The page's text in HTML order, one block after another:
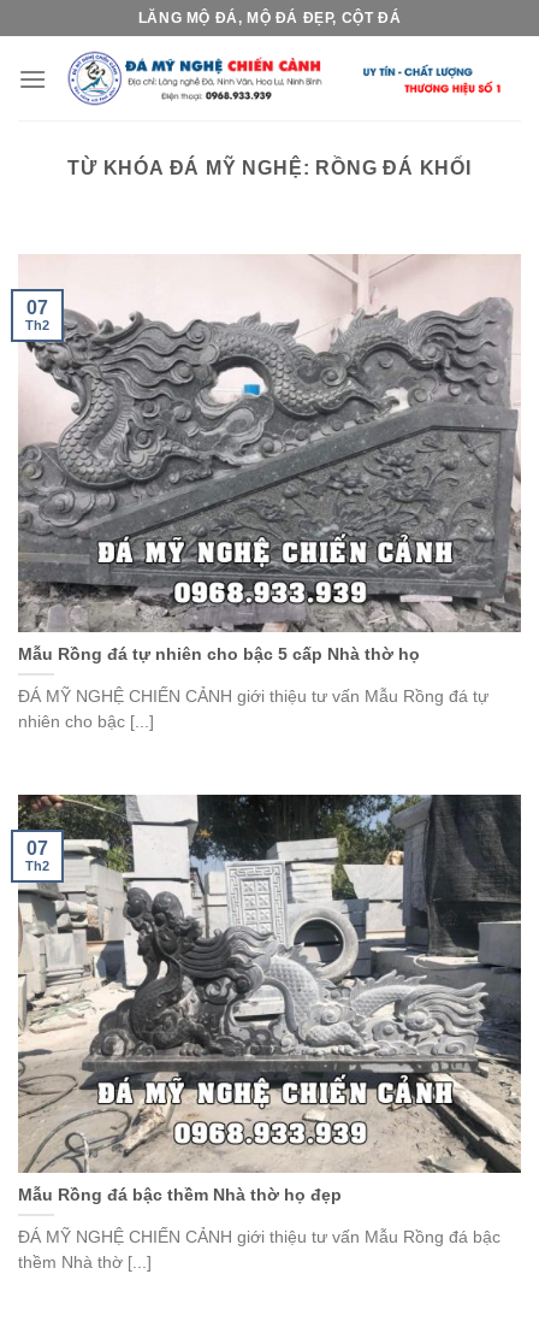
content
LĂNG MỘ ĐÁ, MỘ ĐÁ ĐẸP, CỘT ĐÁ
TỪ KHÓA ĐÁ MỸ NGHỆ: RỒNG ĐÁ KHỐI
Mẫu Rồng đá tự nhiên cho bậc 5 cấp Nhà thờ họ
ĐÁ MỸ NGHỆ CHIẾN CẢNH giới thiệu tư vấn Mẫu Rồng đá tự
nhiên cho bậc [...]
07
Th2
Mẫu Rồng đá bậc thềm Nhà thờ họ đẹp
ĐÁ MỸ NGHỆ CHIẾN CẢNH giới thiệu tư vấn Mẫu Rồng đá bậc
thềm Nhà thờ [...]
07
Th2